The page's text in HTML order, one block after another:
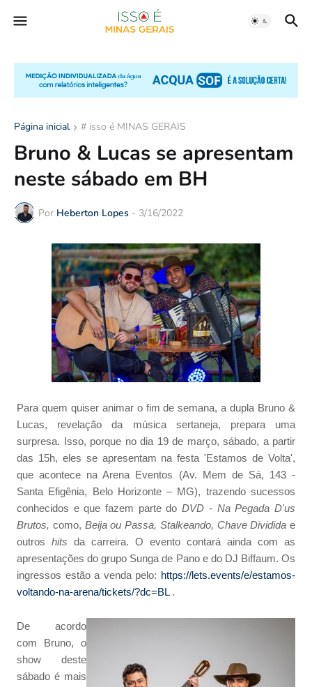
Página inicial # isso é MINAS GERAIS
Bruno & Lucas se apresentam
neste sábado em BH
Por Heberton Lopes - 3/16/2022
Para quem quiser animar o fim de semana, a dupla Bruno &
Lucas, revelação da música sertaneja, prepara uma
surpresa. Isso, porque no dia 19 de março, sábado, a partir
das 15h, eles se apresentam na festa 'Estamos de Volta',
que acontece na Arena Eventos (Av. Mem de Sá, 143 -
Santa Efigênia, Belo Horizonte – MG), trazendo sucessos
conhecidos e que fazem parte doDVD - Na Pegada D'us
Brutos, como, Beija ou Passa, Stalkeando, Chave Dividida e
outros hits da carreira. O evento contará ainda com as
apresentações do grupo Sunga de Pano e do DJ Biffaum. Os
ingressos estão a venda pelo: https://lets.events/e/estamos-
voltando-na-arena/tickets/?dc=BL.
De acordo
com Bruno, o
show deste
sábado é mais